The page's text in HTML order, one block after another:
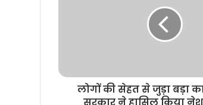
लोगों की सेहत से जुड़ा बड़ा
सरकार ने हासिल किया